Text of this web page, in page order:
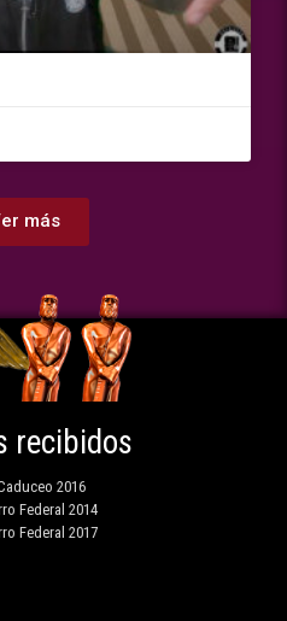
más
recibidos
2016
Federal 2014
Federal 2017